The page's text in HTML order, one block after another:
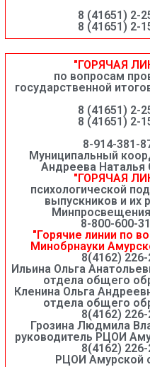
8 (41651) 2-
8 (41651) 2-
"ГОРЯЧАЯ
по вопросам
государственной
8 (41651) 2-
8 (41651) 2-
8-914-381-
Муниципальный
Андреева Наталья
"ГОРЯЧАЯ
психологической
выпускников и их
8-800-600-
"Горячие линии по
Минобрнауки
8(4162) 226-
Ильина Ольга
отдела общего
Кленина Ольга
отдела общего
8(4162)
Грозина Людмила
руководитель РЦОИ
8(4162)
РЦОИ Амурской